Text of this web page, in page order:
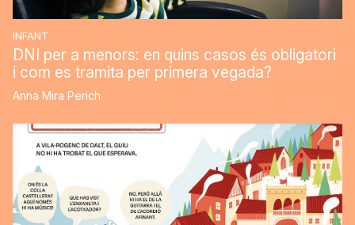
INFANT
DNI per a menors: en quins casos és obligatori
i com es tramita per primera vegada?
Anna Mira Perich